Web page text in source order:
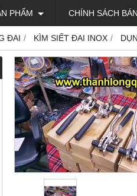
PHẨM CHÍNH SÁCH
ĐAI KÌM SIẾT ĐAI INOX